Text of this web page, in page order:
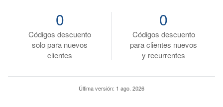
Códigos descuento
solo para nuevos
clientes
0
Códigos descuento
para clientes nuevos
y recurrentes
0
Última versión: 1 ago. 2026